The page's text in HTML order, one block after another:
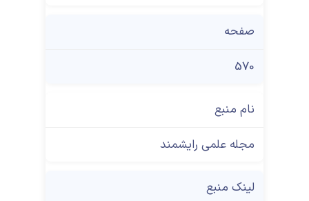
صفحه
570
نام منبع
مجله علمی رایشمند
لینک منبع